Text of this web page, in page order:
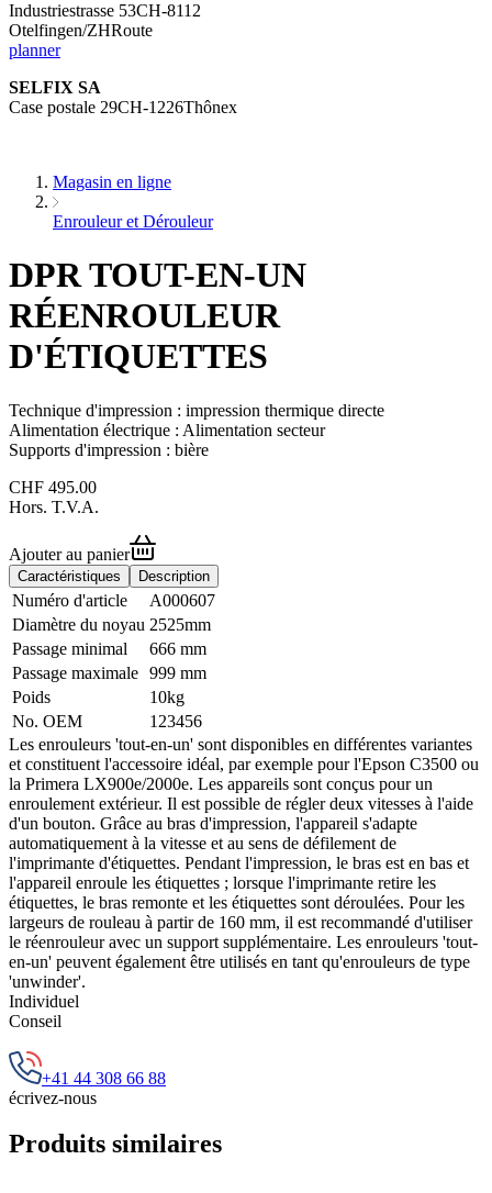
Industriestrasse 53CH-8112
Otelfingen/ZHRoute
planner
SELFIX SA
Case postale 29CH-1226Thônex
Magasin en ligne
Enrouleur et Dérouleur
DPR TOUT-EN-UN
RÉENROULEUR
D'ÉTIQUETTES
Technique d'impression : impression thermique directe
Alimentation électrique : Alimentation secteur
Supports d'impression : bière
CHF 495.00
Hors. T.V.A.
Ajouter au panier
Caractéristiques Description
Numéro d'article
A000607
Diamètre du noyau 2525mm
Passage minimal
666 mm
Passage maximale 999 mm
Poids
10kg
No. OEM
123456
Les enrouleurs 'tout-en-un' sont disponibles en différentes variantes
et constituent l'accessoire idéal, par exemple pour l'Epson C3500 ou
la Primera LX900e/2000e. Les appareils sont conçus pour un
enroulement extérieur. Il est possible de régler deux vitesses à l'aide
d'un bouton. Grâce au bras d'impression, l'appareil s'adapte
automatiquement à la vitesse et au sens de défilement de
l'imprimante d'étiquettes. Pendant l'impression, le bras est en bas et
l'appareil enroule les étiquettes ; lorsque l'imprimante retire les
étiquettes, le bras remonte et les étiquettes sont déroulées. Pour les
largeurs de rouleau à partir de 160 mm, il est recommandé d'utiliser
le réenrouleur avec un support supplémentaire. Les enrouleurs 'tout-
en-un' peuvent également être utilisés en tant qu'enrouleurs de type
'unwinder'.
Individuel
Conseil
+41 44 308 66 88
écrivez-nous
Produits similaires